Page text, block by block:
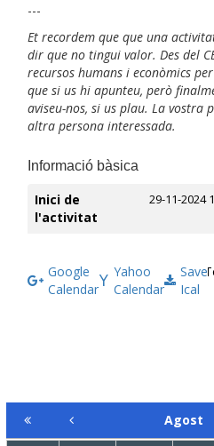
---
Et recordem que que una
dir que no tingui valor. Des del
recursos humans i econòmics
que si us hi apunteu, però
aviseu-nos, si us plau. La vostra
altra persona interessada.
Informació bàsica
Inici de
l'activitat
29-11-2024
Google
Calendar
Yahoo
Calendar
Save
Ical
Agost